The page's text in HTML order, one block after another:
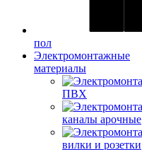
пол
Электромонтажные
материалы
ПВХ
каналы арочные
вилки и розетки